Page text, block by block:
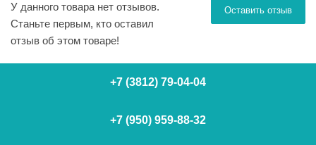
Оставить отзыв
У данного товара нет отзывов.
Станьте первым, кто оставил
отзыв об этом товаре!
+7 (3812) 79-04-04
+7 (950) 959-88-32